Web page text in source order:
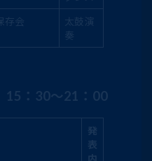
存会
太鼓演
奏
：30～21：00
発
表